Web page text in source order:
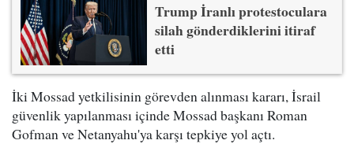
Trump İranlı protestoculara
silah gönderdiklerini itiraf
etti
İki Mossad yetkilisinin görevden alınması kararı, İsrail
güvenlik yapılanması içinde Mossad başkanı Roman
Gofman ve Netanyahu'ya karşı tepkiye yol açtı.